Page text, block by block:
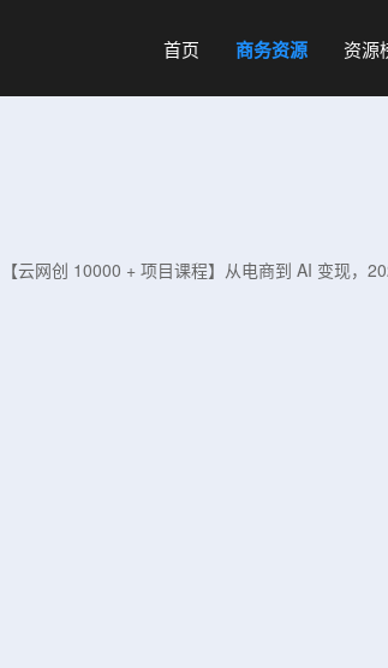
首页 商务资源 资源
网创 10000 + 项目课程】从电商到 AI 变现，